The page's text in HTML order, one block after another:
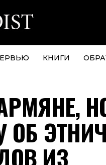
КНИГИ
ОБ
ИЗ